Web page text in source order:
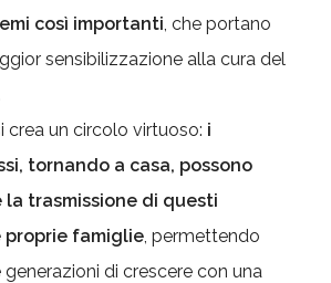
così importanti, che portano
sensibilizzazione alla cura del
crea un circolo virtuoso: i
tornando a casa, possono
la trasmissione di questi
proprie famiglie, permettendo
di crescere con una